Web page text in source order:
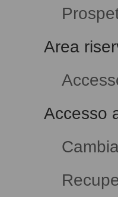
Area
Accesso